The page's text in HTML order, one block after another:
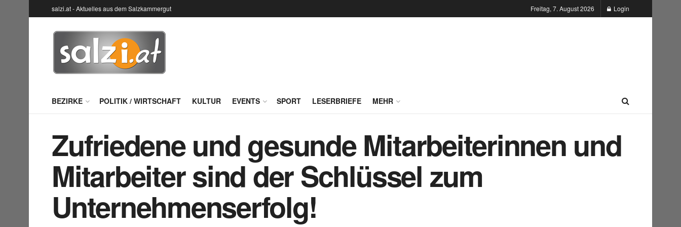
salzi.at - Aktuelles aus dem Salzkammergut Freitag, 7. August 2026 Login
BEZIRKE POLITIK / WIRTSCHAFT KULTUR EVENTS SPORT LESERBRIEFE MEHR
Zufriedene und gesunde Mitarbeiterinnen und
Mitarbeiter sind der Schlüssel zum
Unternehmenserfolg!